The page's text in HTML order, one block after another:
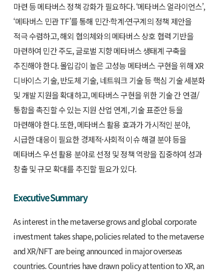
마련 등 메타버스 정책 강화가 필요하다. ‘메타버스 얼라이언스’,
‘메타버스 민관 TF’를 통해 민간·학계·연구계의 정책 제안을
적극 수렴하고, 해외 협의체와의 메타버스 상호 협력 기반을
마련하여 민간 주도, 글로벌 지향 메타버스 생태계 구축을
추진해야 한다. 몰입감이 높은 고성능 메타버스 구현을 위해 XR
디바이스 기술, 반도체 기술, 네트워크 기술 등 핵심 기술 세분화
및 개발 지원을 확대하고, 메타버스 구현을 위한 기술 간 연결/
통합을 촉진할 수 있는 지원 산업 연계, 기술 표준안 등을
마련해야 한다. 또한, 메타버스 활용 효과가 가시적인 분야,
시급한 대응이 필요한 경제적·사회적 이슈 해결 분야 등을
메타버스 우선 활용 분야로 선정 및 정책 역량을 집중하여 성과
창출 및 규모 확대를 추진할 필요가 있다.
Executive Summary
As interest in the metaverse grows and global corporate
investment takes shape, policies related to the metaverse
and XR/NFT are being announced in major overseas
countries. Countries have drawn policy attention to XR, an